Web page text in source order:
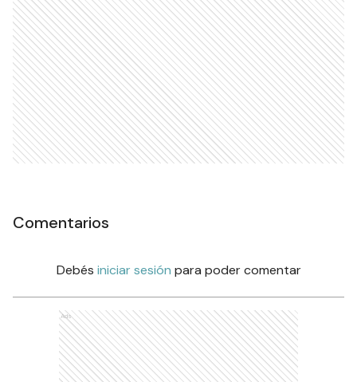
Comentarios
Debés iniciar sesión para poder comentar
Ads